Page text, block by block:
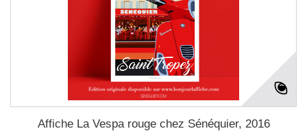
Affiche La Vespa rouge chez Sénéquier, 2016